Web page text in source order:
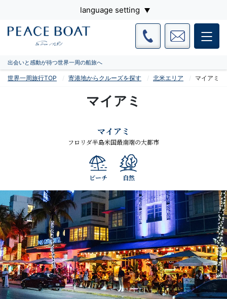
language setting
出会いと感動が待つ世界一周の船旅へ
世界一周旅行TOP 寄港地からクルーズを探す 北米エリア マイアミ
マイアミ
マイアミ
フロリダ半島米国最南端の大都市
ビーチ 自然